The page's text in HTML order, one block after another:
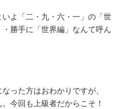
よ「二・九・六・一」の「世
勝手に「世界編」なんて呼ん
った方はおわかりですが、
。今回も上級者だからこそ！